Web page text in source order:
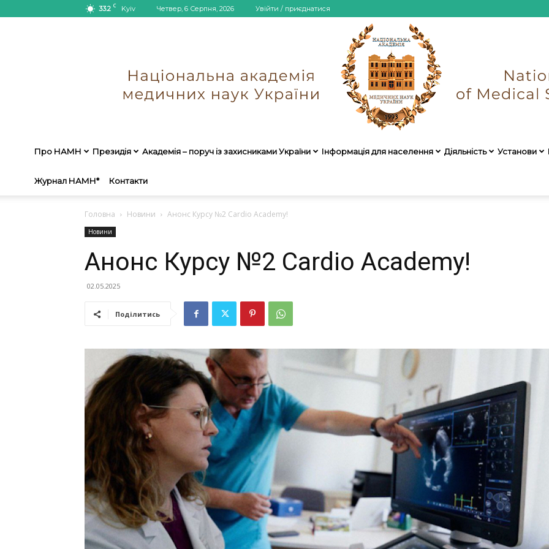
33.2 C Kyiv Четвер, 6 Серпня, 2026 Увійти / приєднатися
України
Про НАМН Президія Академія – поруч із захисниками України Інформація для населення Діяльність Установи
Журнал НАМН* Контакти
Головна Новини Анонс Курсу №2 Cardio Academy!
Новини
Анонс Курсу №2 Cardio Academy!
02.05.2025
Поділитись